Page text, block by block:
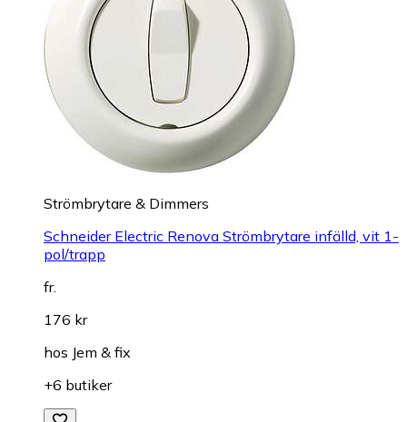
Strömbrytare & Dimmers
Schneider Electric Renova Strömbrytare infälld, vit 1-
pol/trapp
fr.
176 kr
hos Jem & fix
+6 butiker